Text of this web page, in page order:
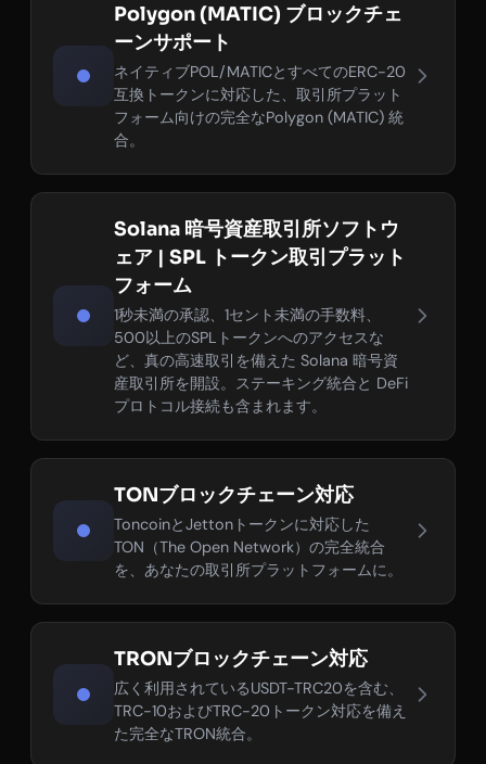
Polygon (MATIC) ブロックチェ
ーンサポート
ネイティブPOL/MATICとすべてのERC-20
互換トークンに対応した、取引所プラット
フォーム向けの完全なPolygon (MATIC) 統
合。
Solana 暗号資産取引所ソフトウ
ェア | SPL トークン取引プラット
フォーム
1秒未満の承認、1セント未満の手数料、
500以上のSPLトークンへのアクセスな
ど、真の高速取引を備えた Solana 暗号資
産取引所を開設。ステーキング統合と DeFi
プロトコル接続も含まれます。
TONブロックチェーン対応
ToncoinとJettonトークンに対応した
TON（The Open Network）の完全統合
を、あなたの取引所プラットフォームに。
TRONブロックチェーン対応
広く利用されているUSDT-TRC20を含む、
TRC-10およびTRC-20トークン対応を備え
た完全なTRON統合。